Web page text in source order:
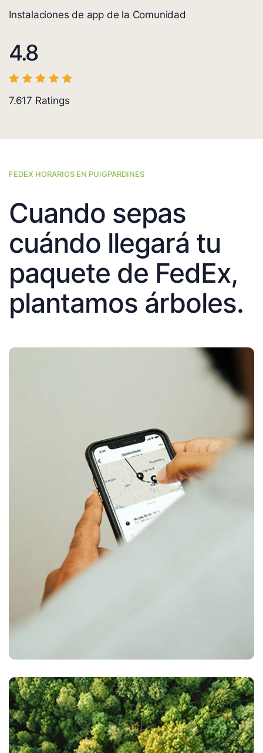
Instalaciones de app de la Comunidad
4.8
7.617 Ratings
FEDEX HORARIOS EN PUIGPARDINES
Cuando sepas
cuándo llegará tu
paquete de FedEx,
plantamos árboles.